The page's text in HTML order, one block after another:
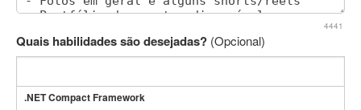
4441
Quais habilidades são desejadas? (Opcional)
.NET Compact Framework